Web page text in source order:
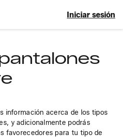
Iniciar sesión
información acerca de los tipos
y adicionalmente podrás
favorecedores para tu tipo de